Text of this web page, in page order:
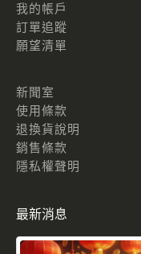
我的帳戶
訂單追蹤
願望清單
新聞室
使用條款
退換貨說明
銷售條款
隱私權聲明
最新消息